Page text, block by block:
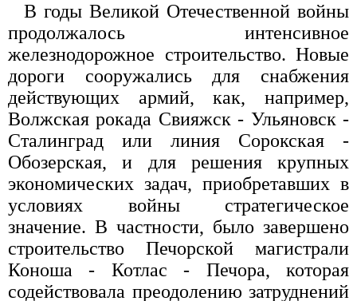
В годы Великой Отечественной войны
продолжалось интенсивное
железнодорожное строительство. Новые
дороги сооружались для снабжения
действующих армий, как, например,
Волжская рокада Свияжск - Ульяновск -
Сталинград или линия Сорокская -
Обозерская, и для решения крупных
экономических задач, приобретавших в
условиях войны стратегическое
значение. В частности, было завершено
строительство Печорской магистрали
Коноша - Котлас - Печора, которая
содействовала преодолению затруднений